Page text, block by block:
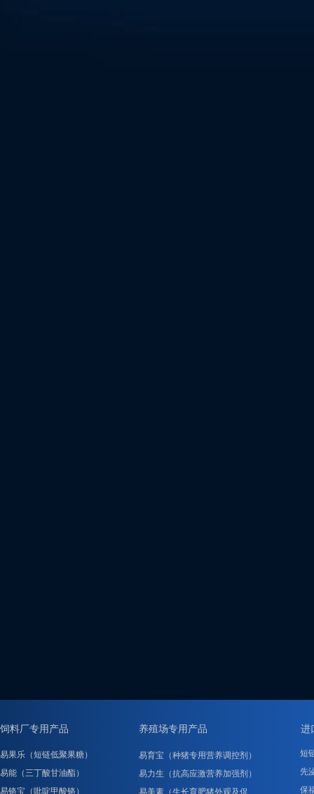
饲料厂专用产品 进
易果乐（短链低聚果糖）
易能（三丁酸甘油酯）
易铬宝（吡啶甲酸铬）
易育宝（种猪专用营养调控剂）
易力生（抗高应激营养加强剂）
易美素（生长育肥猪外观及促……
短
先
保
养殖场专用产品